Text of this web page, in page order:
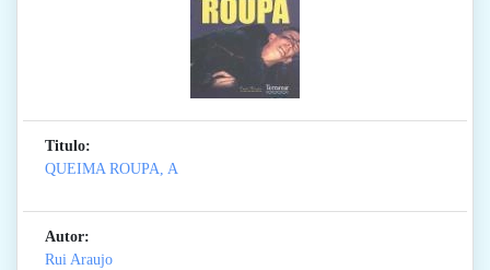
Titulo:
QUEIMA ROUPA, A
Autor:
Rui Araujo